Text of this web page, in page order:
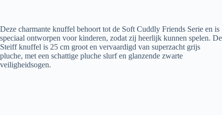
Deze charmante knuffel behoort tot de Soft Cuddly Friends Serie en is
speciaal ontworpen voor kinderen, zodat zij heerlijk kunnen spelen. De
Steiff knuffel is 25 cm groot en vervaardigd van superzacht grijs
pluche, met een schattige pluche slurf en glanzende zwarte
veiligheidsogen.